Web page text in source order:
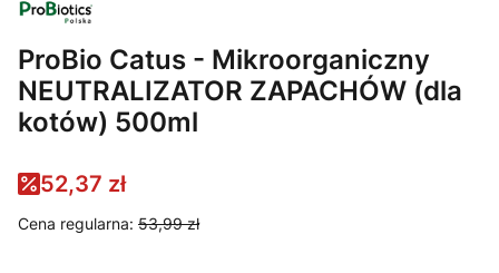
ProBio Catus - Mikroorganiczny
NEUTRALIZATOR ZAPACHÓW (dla
kotów) 500ml
52,37 zł
Cena regularna: 53,99 zł